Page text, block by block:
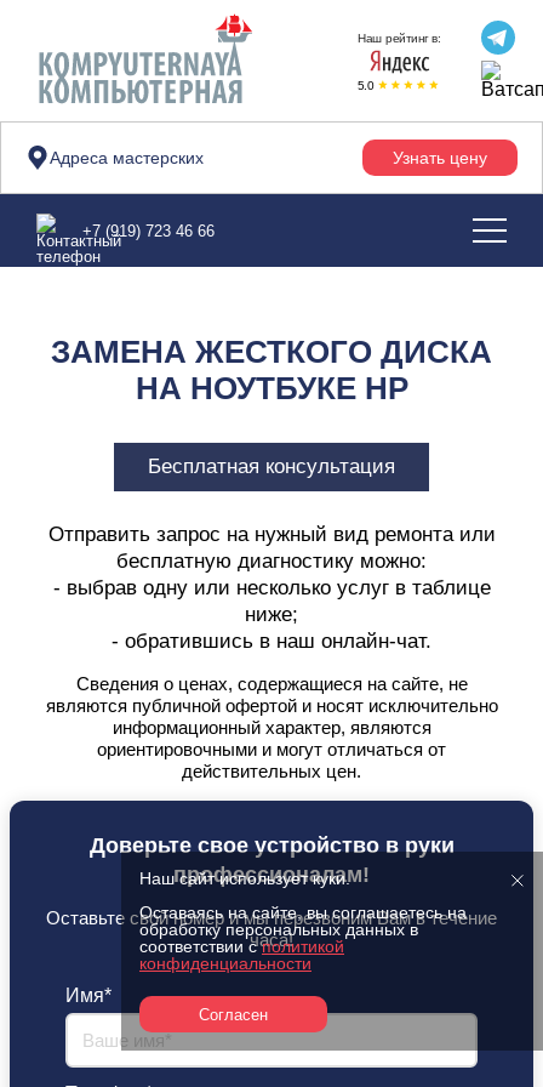
Наш рейтинг в:
5.0
Адреса мастерских Узнать цену
+7 (919) 723 46 66
Главная >Поломки ноутбуков Замена жесткого диска >HP
ЗАМЕНА ЖЕСТКОГО ДИСКА
НА НОУТБУКЕ HP
Бесплатная консультация
Отправить запрос на нужный вид ремонта или
бесплатную диагностику можно:
- выбрав одну или несколько услуг в таблице
ниже;
- обратившись в наш онлайн-чат.
Сведения о ценах, содержащиеся на сайте, не
являются публичной офертойи носят исключительно
информационный характер, являются
ориентировочными и могут отличаться от
действительных цен.
Доверьте свое устройство в руки
профессионалам!
Оставьте свой номер и мы перезвоним Вам в течение
часа!
Имя*
Наш сайт использует куки.
Оставаясь на сайте, вы соглашаетесь на
обработку персональных данных в
соответствии сполитикой
конфиденциальности
Согласен